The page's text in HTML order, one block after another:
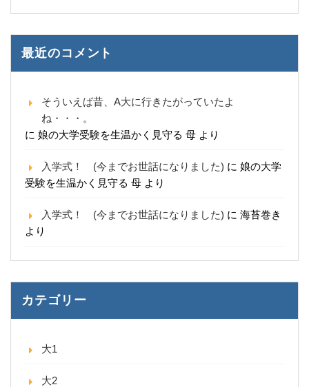
最近のコメント
そういえば昔、A大に行きたがっていたよ
ね・・・。
に 娘の大学受験を生温かく見守る 母 より
入学式！ (今までお世話になりました) に 娘の大学
受験を生温かく見守る 母 より
入学式！ (今までお世話になりました) に 海苔巻き
より
カテゴリー
大1
大2